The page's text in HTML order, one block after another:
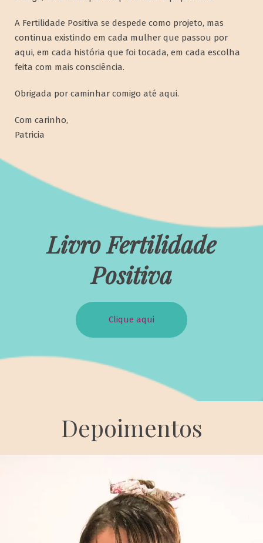
A Fertilidade Positiva se despede como projeto, mas
continua existindo em cada mulher que passou por
aqui, em cada história que foi tocada, em cada escolha
feita com mais consciência.
Obrigada por caminhar comigo até aqui.
Com carinho,
Patricia
Livro Fertilidade
Positiva
Clique aqui
Depoimentos